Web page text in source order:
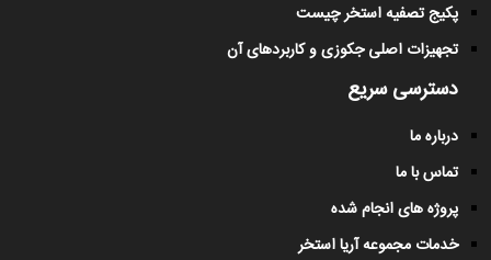
پکیج تصفیه استخر چیست
تجهیزات اصلی جکوزی و کاربردهای آن
دسترسی سریع
درباره ما
تماس با ما
پروژه های انجام شده
خدمات مجموعه آریا استخر